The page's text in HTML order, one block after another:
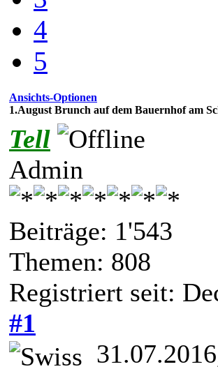
4
5
Ansichts-Optionen
1.August Brunch auf dem Bauernhof am
Tell
Admin
Beiträge: 1'543
Themen: 808
Registriert seit:
#1